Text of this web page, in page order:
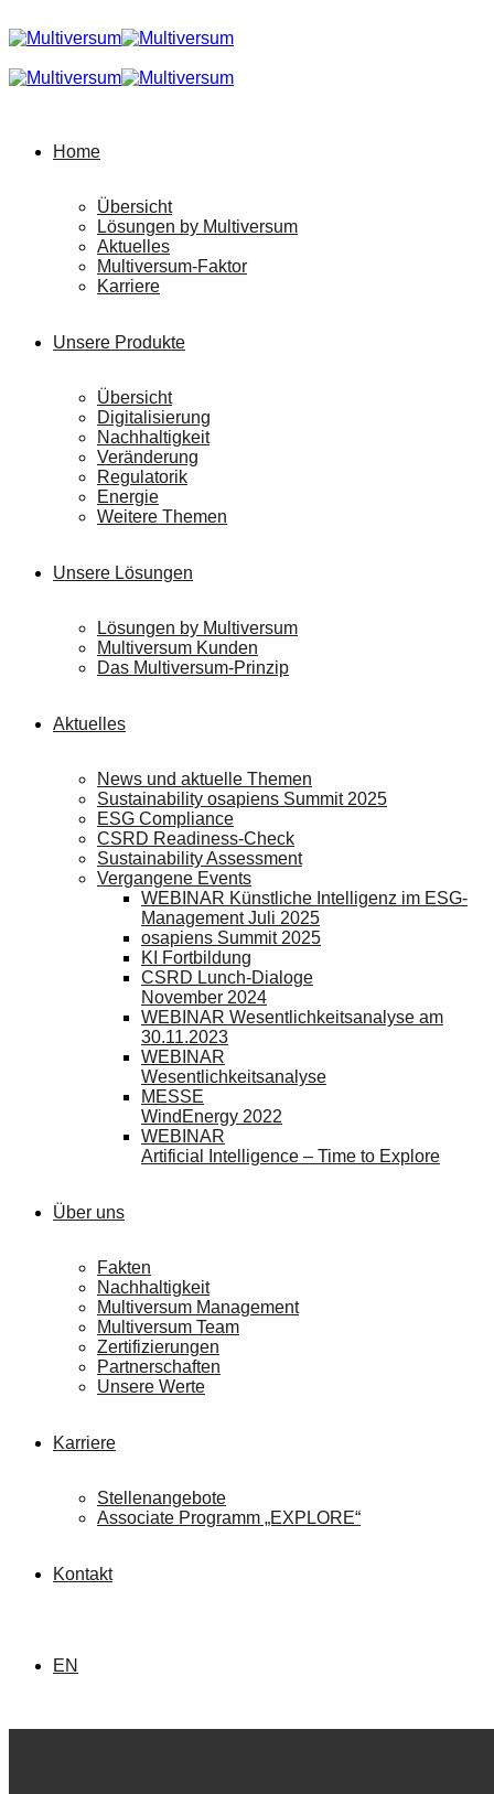
Home
Übersicht
Lösungen by Multiversum
Aktuelles
Multiversum-Faktor
Karriere
Unsere Produkte
Übersicht
Digitalisierung
Nachhaltigkeit
Veränderung
Regulatorik
Energie
Weitere Themen
Unsere Lösungen
Lösungen by Multiversum
Multiversum Kunden
Das Multiversum-Prinzip
Aktuelles
News und aktuelle Themen
Sustainability osapiens Summit 2025
ESG Compliance
CSRD Readiness-Check
Sustainability Assessment
Vergangene Events
WEBINAR Künstliche Intelligenz im ESG-
Management Juli 2025
osapiens Summit 2025
KI Fortbildung
CSRD Lunch-Dialoge
November 2024
WEBINAR Wesentlichkeitsanalyse am
30.11.2023
WEBINAR
Wesentlichkeitsanalyse
MESSE
WindEnergy 2022
WEBINAR
Artificial Intelligence – Time to Explore
Über uns
Fakten
Nachhaltigkeit
Multiversum Management
Multiversum Team
Zertifizierungen
Partnerschaften
Unsere Werte
Karriere
Stellenangebote
Associate Programm „EXPLORE“
Kontakt
EN